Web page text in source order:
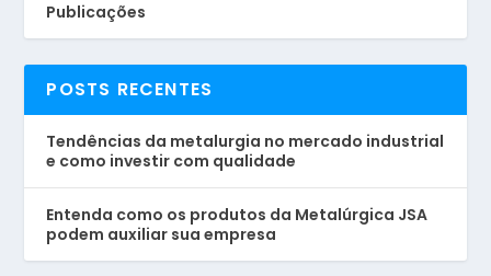
Publicações
POSTS RECENTES
Tendências da metalurgia no mercado industrial
e como investir com qualidade
Entenda como os produtos da Metalúrgica JSA
podem auxiliar sua empresa